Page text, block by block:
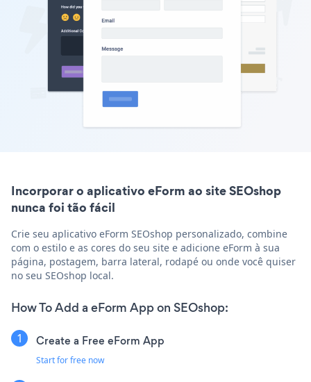
Incorporar o aplicativo eForm ao site SEOshop
nunca foi tão fácil
Crie seu aplicativo eForm SEOshop personalizado, combine
com o estilo e as cores do seu site e adicione eForm à sua
página, postagem, barra lateral, rodapé ou onde você quiser
no seu SEOshop local.
How To Add a eForm App on SEOshop:
Create a Free eForm App
Start for free now